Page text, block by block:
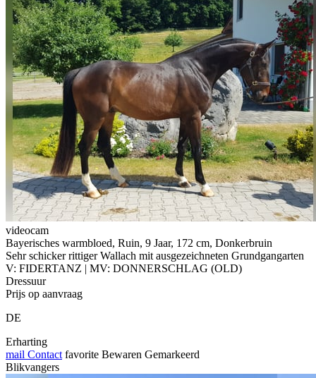
videocam
Bayerisches warmbloed, Ruin, 9 Jaar, 172 cm, Donkerbruin
Sehr schicker rittiger Wallach mit ausgezeichneten Grundgangarten
V: FIDERTANZ | MV: DONNERSCHLAG (OLD)
Dressuur
Prijs op aanvraag
DE
Erharting
mail Contact favorite Bewaren Gemarkeerd
Blikvangers